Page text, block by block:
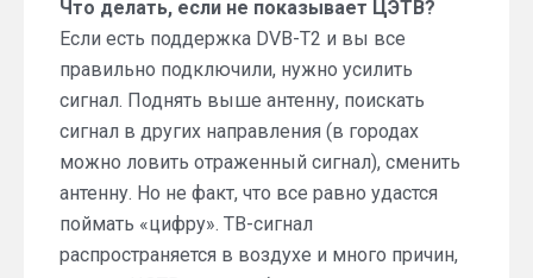
Что делать, если не показывает ЦЭТВ?
Если есть поддержка DVB-T2 и вы все
правильно подключили, нужно усилить
сигнал. Поднять выше антенну, поискать
сигнал в других направления (в городах
можно ловить отраженный сигнал), сменить
антенну. Но не факт, что все равно удастся
поймать «цифру». ТВ-сигнал
распространяется в воздухе и много причин,